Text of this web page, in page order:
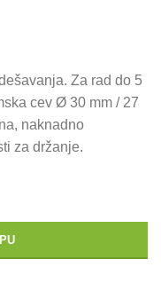
Za rad do 5
cev Ø 30 mm / 27
naknadno
za držanje.